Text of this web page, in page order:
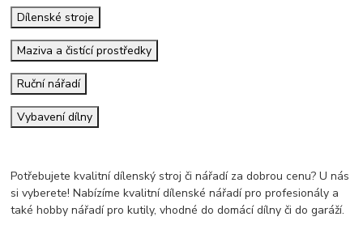
Dílenské stroje
Maziva a čistící prostředky
Ruční nářadí
Vybavení dílny
Potřebujete kvalitní dílenský stroj či nářadí za dobrou cenu? U nás
si vyberete! Nabízíme kvalitní dílenské nářadí pro profesionály a
také hobby nářadí pro kutily, vhodné do domácí dílny či do garáží.